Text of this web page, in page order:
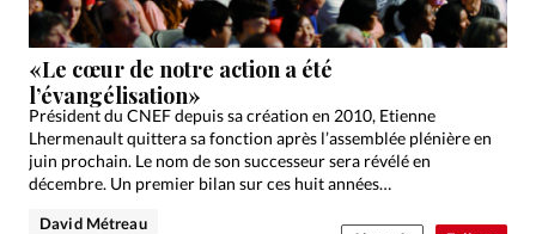
«Le cœur de notre action a été
l’évangélisation»
Président du CNEF depuis sa création en 2010, Etienne
Lhermenault quittera sa fonction après l’assemblée plénière en
juin prochain. Le nom de son successeur sera révélé en
décembre. Un premier bilan sur ces huit années…
David Métreau